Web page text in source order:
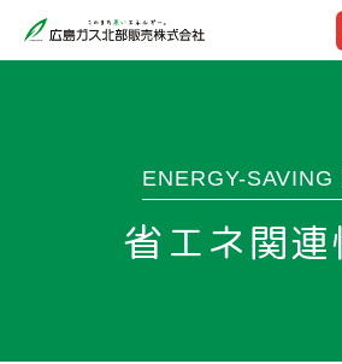
ENERGY-SAVING
省エネ関連